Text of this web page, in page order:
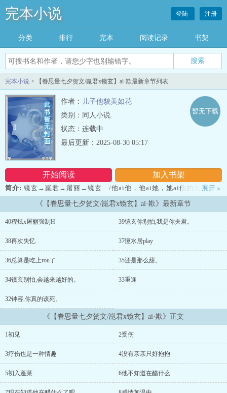
完本小说 登陆 注册
分类 排行 完本 阅读记录 书架
完本小说 > 【眷思量七夕贺文/崑君x镜玄】ai·欺最新章节列表
作者： 儿子他貌美如花
类别：同人小说
状态：连载中
开始阅读 加入书架
暂无下载
最后更新：2025-08-30 05:17
简介: 镜玄→崑君→屠丽→镜玄 /他ai他，他ai她，她ai他的大三角。
雷点包括但不限于生子、产ru、喂nai、床弱、致死量凝受、xing转强
制h、不算恶毒的男配＋女配ai而不得。 无文笔无逻辑，狗血＋烂
梗，都是为了开车。...
展开 »
《【眷思量七夕贺文/崑君x镜玄】ai·欺》最新章节
40程炫x屠丽强制H 39镜玄你别怕,我是你夫君。
38再次失忆 37恆水居play
36总算是吃上rou了 35还是那么甜。
34镜玄别怕,会越来越好的。 33重逢
32钟容,你真的该死。
《【眷思量七夕贺文/崑君x镜玄】ai·欺》正文
1初见 2受伤
3疗伤也是一种情趣 4没有亲亲只好抱抱
5初入蓬莱 6他不知道在醋什么